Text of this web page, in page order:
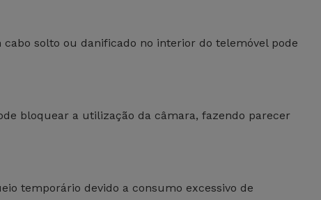
solto ou danificado no interior do telemóvel pode
bloquear a utilização da câmara, fazendo parecer
temporário devido a consumo excessivo de